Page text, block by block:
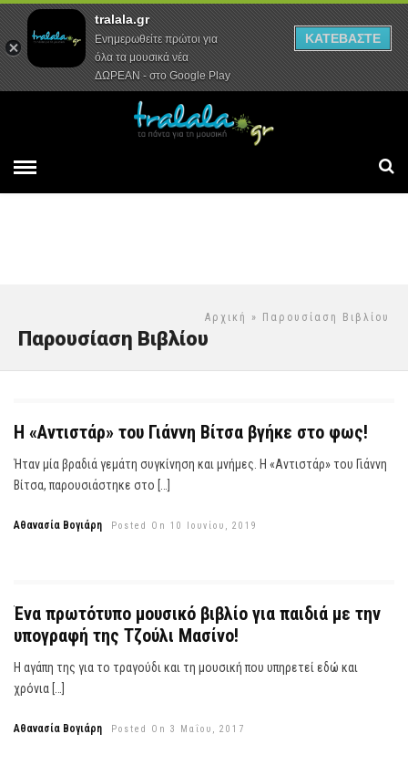
Αρχική Συνεντεύξεις Ρεπορτάζ
Αρχική » Παρουσίαση Βιβλίου
Παρουσίαση Βιβλίου
Η «Αντιστάρ» του Γιάννη Βίτσα βγήκε στο φως!
Ήταν μία βραδιά γεμάτη συγκίνηση και μνήμες. Η «Αντιστάρ» του Γιάννη
Βίτσα, παρουσιάστηκε στο […]
Αθανασία Βογιάρη Posted On 10 Ιουνίου, 2019
Ένα πρωτότυπο μουσικό βιβλίο για παιδιά με την
υπογραφή της Τζούλι Μασίνο!
H αγάπη της για το τραγούδι και τη μουσική που υπηρετεί εδώ και
χρόνια […]
Αθανασία Βογιάρη Posted On 3 Μαΐου, 2017
tralala.gr
Ενημερωθείτε πρώτοι για
όλα τα μουσικά νέα
ΔΩΡΕΑΝ - στο Google Play
ΚΑΤΕΒΑΣΤΕ